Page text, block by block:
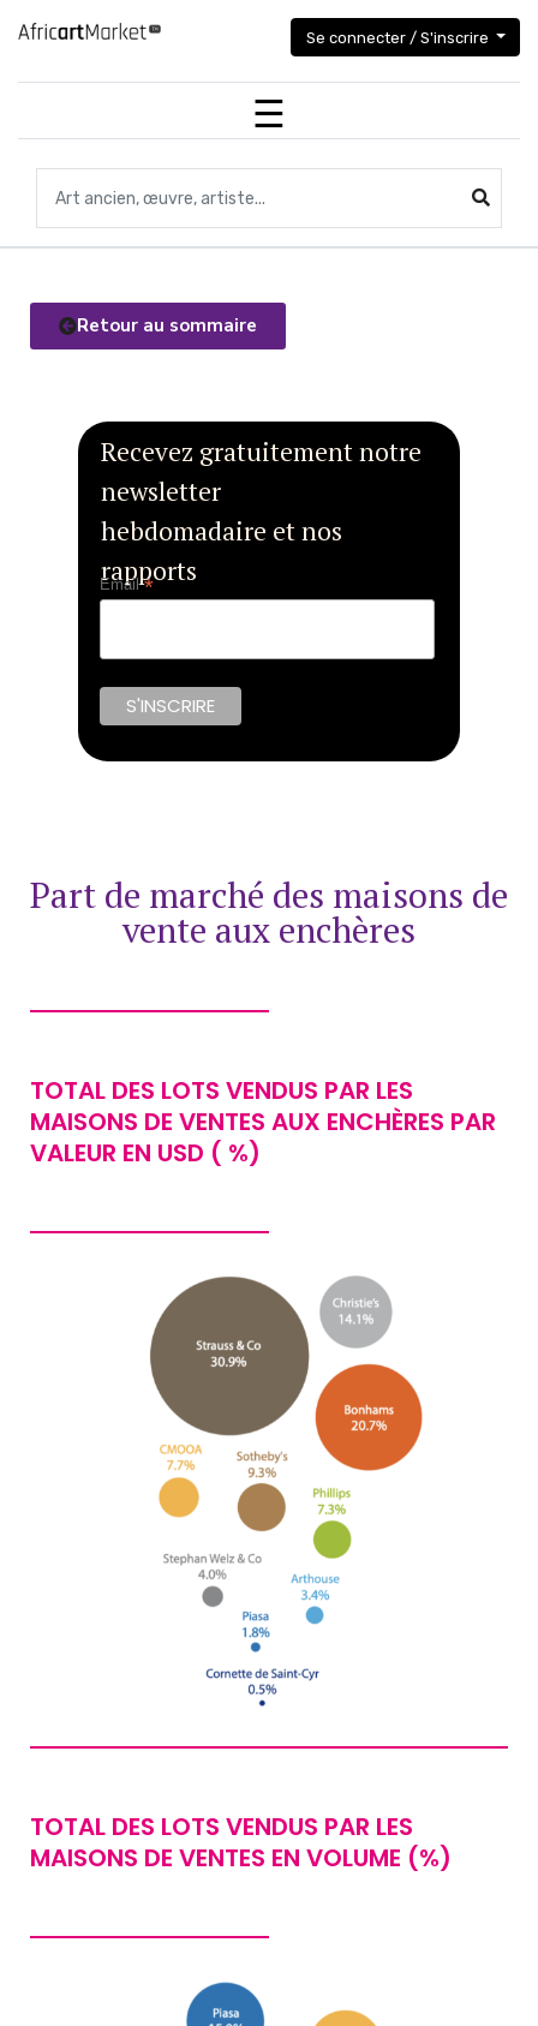
Se connecter / S'inscrire
Retour au sommaire
Recevez gratuitement notre
newsletter
hebdomadaire et nos
rapports
Email*
Part de marché des maisons de
vente aux enchères
TOTAL DES LOTS VENDUS PAR LES
MAISONS DE VENTES AUX ENCHÈRES PAR
VALEUR EN USD ( %)
TOTAL DES LOTS VENDUS PAR LES
MAISONS DE VENTES EN VOLUME (%)